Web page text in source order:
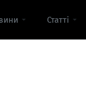
Статті